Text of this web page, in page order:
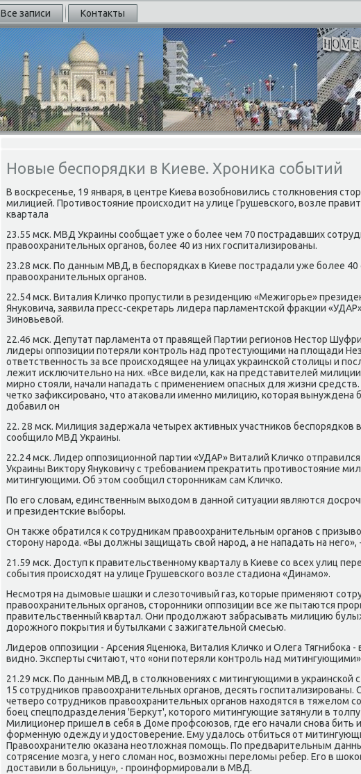
Все записи Контакты
Новые беспорядки в Киеве. Хроника событий
В воскресенье, 19 января, в центре Киева возобновились столкновения
милицией. Противостояние происходит на улице Грушевского, возле
квартала
23.55 мск. МВД Украины сообщает уже о более чем 70 пострадавших
правоохранительных органов, более 40 из них госпитализированы.
23.28 мск. По данным МВД, в беспорядках в Киеве пострадали уже более 40
правоохранительных органов.
22.54 мск. Виталия Кличко пропустили в резиденцию «Межигорье»
Януковича, заявила пресс-секретарь лидера парламентской фракции
Зиновьевой.
22.46 мск. Депутат парламента от правящей Партии регионов Нестор
лидеры оппозиции потеряли контроль над протестующими на площади
ответственность за все происходящее на улицах украинской столицы и
лежит исключительно на них. «Все видели, как на представителей
мирно стояли, начали нападать с применением опасных для жизни
четко зафиксировано, что атаковали именно милицию, которая вынуждена
добавил он
22. 28 мск. Милиция задержала четырех активных участников беспорядков
сообщило МВД Украины.
22.24 мск. Лидер оппозиционной партии «УДАР» Виталий Кличко
Украины Виктору Януковичу с требованием прекратить противостояние
митингующими. Об этом сообщил сторонникам сам Кличко.
По его словам, единственным выходом в данной ситуации являются
и президентские выборы.
Он также обратился к сотрудникам правоохранительным органов с
сторону народа. «Вы должны защищать свой народ, а не нападать на него»,
21.59 мск. Доступ к правительственному кварталу в Киеве со всех улиц
события происходят на улице Грушевского возле стадиона «Динамо».
Несмотря на дымовые шашки и слезоточивый газ, которые применяют
правоохранительных органов, сторонники оппозиции все же пытаются
правительственный квартал. Они продолжают забрасывать милицию
дорожного покрытия и бутылками с зажигательной смесью.
Лидеров оппозиции - Арсения Яценюка, Виталия Кличко и Олега Тягнибока -
видно. Эксперты считают, что «они потеряли контроль над
21.29 мск. По данным МВД, в столкновениях с митингующими в украинской
15 сотрудников правоохранительных органов, десять госпитализированы.
четверо сотрудников правоохранительных органов находятся в тяжелом
боец спецподразделения 'Беркут', которого митингующие затянули в толпу
Милиционер пришел в себя в Доме профсоюзов, где его начали снова бить
форменную одежду и удостоверение. Ему удалось отбиться от
Правоохранителю оказана неотложная помощь. По предварительным
сотрясение мозга, у него сломан нос, возможны переломы ребер. Его в
доставили в больницу», - проинформировали в МВД.